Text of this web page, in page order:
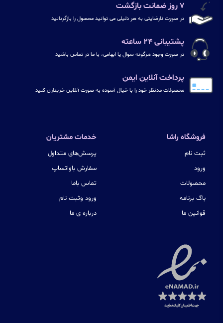
۷ روز ضمانت بازگشت
در صورت نارضایتی به هر دلیلی می توانید محصول را بازگردانید
پشتیبانی ۲۴ ساعته
در صورت وجود هرگونه سوال یا ابهامی، با ما در تماس باشید
پرداخت آنلاین ایمن
محصولات مدنظر خود را با خیال آسوده به صورت آنلاین خریداری کنید
فروشگاه راشا
ثبت نام
ورود
محصولات
باگ برنامه
قوانین ما
خدمات مشتریان
پرسش‌های متداول
سفارش باواتساپ
تماس باما
ورود وثبت نام
درباره ی ما